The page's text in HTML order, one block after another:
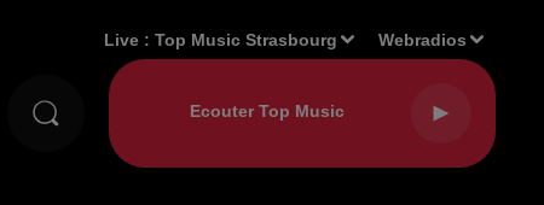
Live :Top Music Strasbourg Webradios